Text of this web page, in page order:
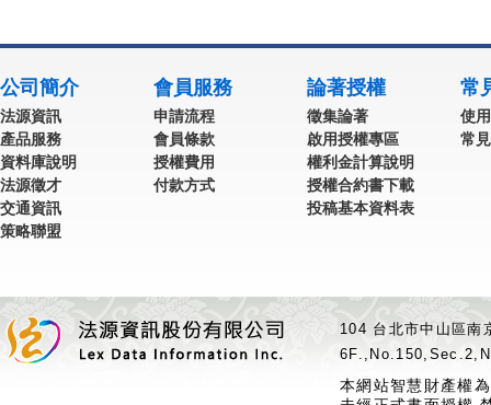
公司簡介
法源資訊
產品服務
資料庫說明
法源徵才
交通資訊
策略聯盟
會員服務
申請流程
會員條款
授權費用
付款方式
論著授權
徵集論著
啟用授權專區
權利金計算說明
授權合約書下載
投稿基本資料表
常
使
常
104 台北市中山區
本網站智慧財產權